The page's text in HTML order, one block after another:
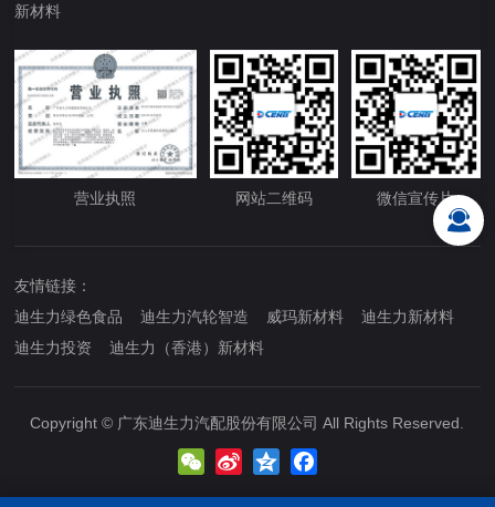
新材料
营业执照 网站二维码 微信宣传片
友情链接：
迪生力绿色食品
迪生力汽轮智造 威玛新材料
迪生力新材料
迪生力投资
迪生力（香港）新材料
Copyright © 广东迪生力汽配股份有限公司 All Rights Reserved.
WeChatSina
Weibo
Qzone